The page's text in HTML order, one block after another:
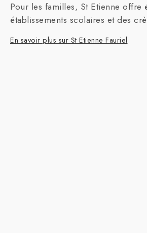
Pour les familles, St Etienne offre
établissements scolaires et des
En savoir plus sur St Etienne Fauriel